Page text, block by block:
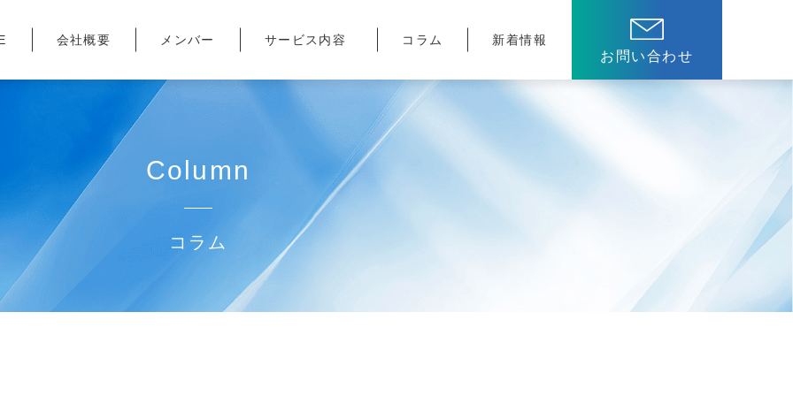
会社概要 メンバー サービス内容 コラム 新着情報
お問い合わせ
Column
コラム